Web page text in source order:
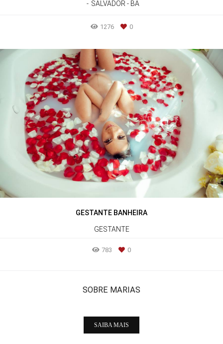
SALVADOR - BA
1276 0
GESTANTE BANHEIRA
GESTANTE
783 0
SOBRE MARIAS
SAIBA MAIS